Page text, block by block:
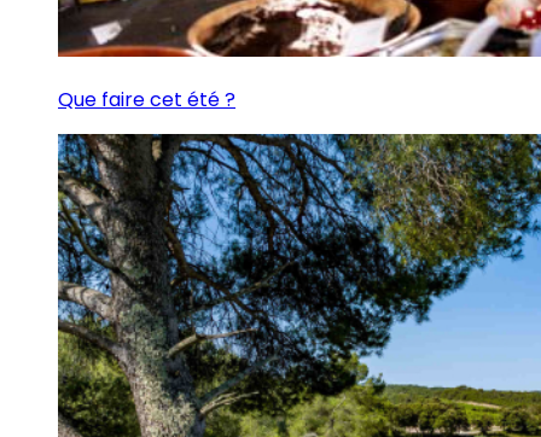
Que faire cet été ?